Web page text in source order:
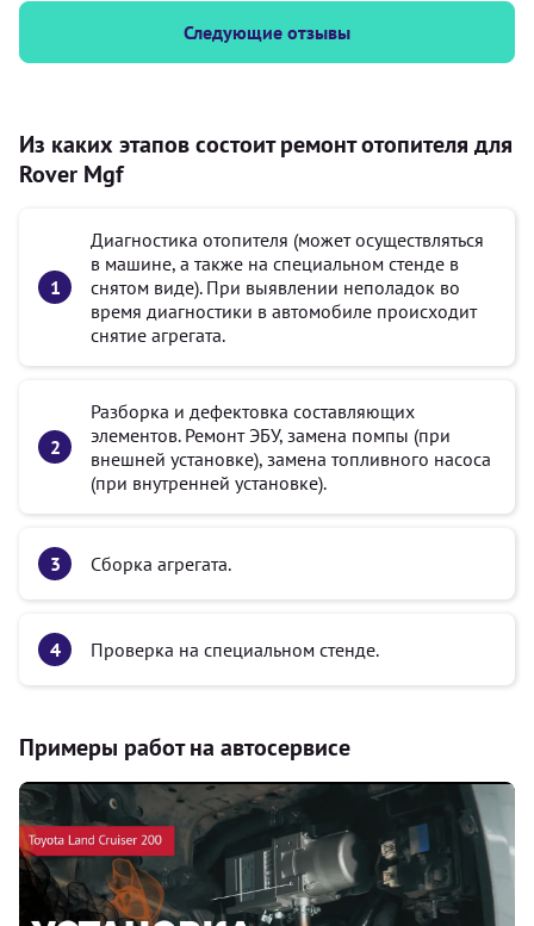
Следующие отзывы
Из каких этапов состоит ремонт отопителя для
Rover Mgf
Диагностика отопителя (может осуществляться
в машине, а также на специальном стенде в
снятом виде). При выявлении неполадок во
время диагностики в автомобиле происходит
снятие агрегата.
Разборка и дефектовка составляющих
элементов. Ремонт ЭБУ, замена помпы (при
внешней установке), замена топливного насоса
(при внутренней установке).
Сборка агрегата.
Проверка на специальном стенде.
Примеры работ на автосервисе